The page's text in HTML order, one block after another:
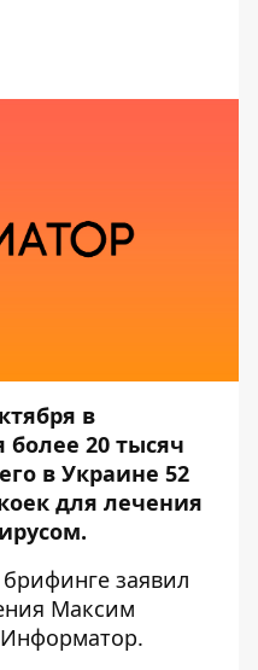
в
более 20 тысяч
в Украине 52
для лечения
заявил
Максим
Информатор.